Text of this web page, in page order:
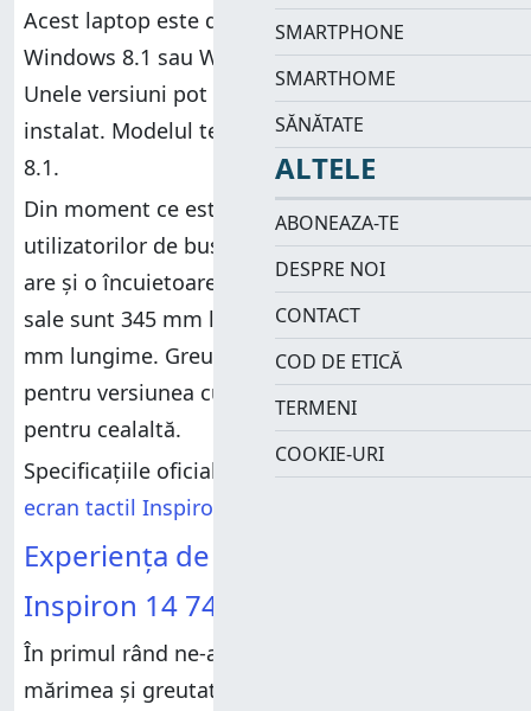
Acest laptop este distribuit de obicei cu
Windows 8.1 sau Windows 8.1 Pro instalat.
Unele versiuni pot avea și Ubuntu Linux
instalat. Modelul testat de noi avea Windows
8.1.
Din moment ce este destinat în primul rând
utilizatorilor de business, Dell Inspiron 14 7437
are și o încuietoare de securitate. Dimensiunile
sale sunt 345 mm lățime, 15,3 mm grosie și 240
mm lungime. Greutatea sa poate fi de 1,99 kg
pentru versiunea cu ecran Full-HD și 1,76 kg
pentru cealaltă.
Specificațiile oficiale le găsiți aici:Laptop cu
ecran tactil Inspiron 14 seria 7000
Experiența de utilizare a Dell
Inspiron 14 7437
În primul rând ne-au plăcut mult design-ul,
mărimea și greutatea acestui Dell Inspiron 14.
SMARTPHONE
SMARTHOME
SĂNĂTATE
ALTELE
ABONEAZA-TE
DESPRE NOI
CONTACT
COD DE ETICĂ
TERMENI
COOKIE-URI